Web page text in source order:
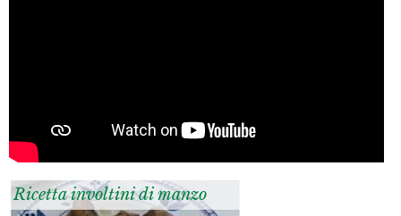
Ricetta involtini di manzo